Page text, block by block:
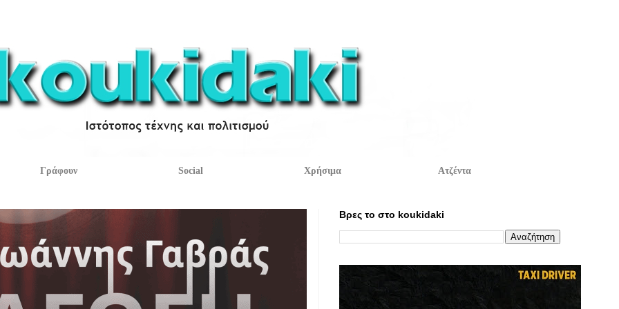
Γράφουν Social Χρήσιμα Ατζέντα
Βρες το στο koukidaki